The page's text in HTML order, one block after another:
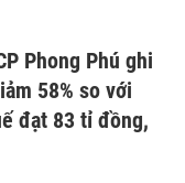
Phong Phú ghi
58% so với
đạt 83 tỉ đồng,